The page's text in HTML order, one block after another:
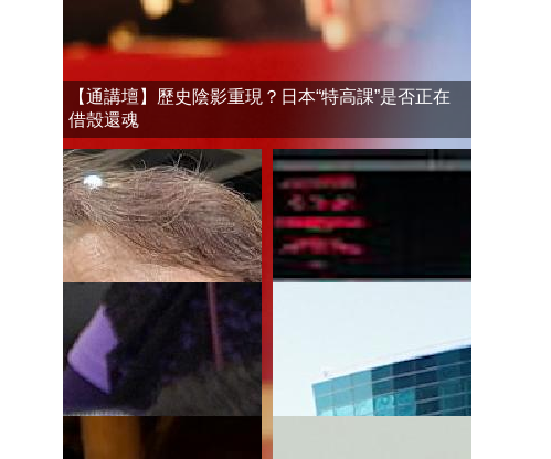
【通講壇】歷史陰影重現？日本“特高課”是否正在
借殼還魂